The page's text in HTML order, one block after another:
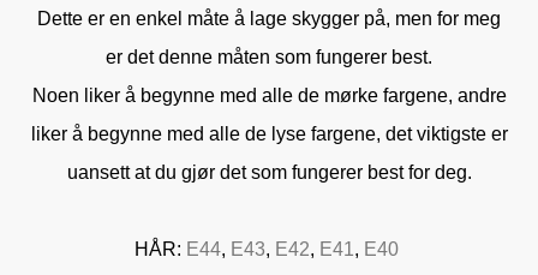
Dette er en enkel måte å lage skygger på, men for meg
er det denne måten som fungerer best.
Noen liker å begynne med alle de mørke fargene, andre
liker å begynne med alle de lyse fargene, det viktigste er
uansett at du gjør det som fungerer best for deg.
HÅR: E44, E43, E42, E41, E40